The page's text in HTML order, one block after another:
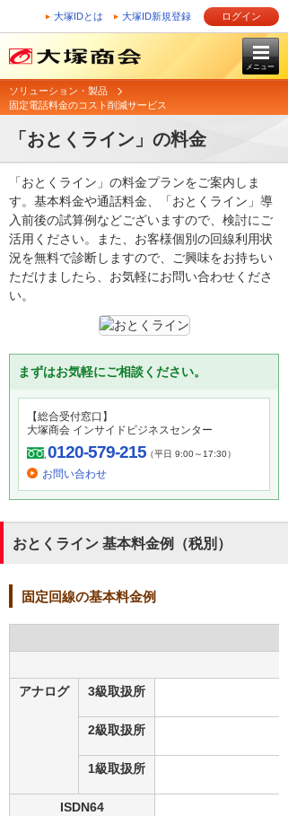
大塚IDとは 大塚ID新規登録 ログイン
メニュー
ソリューション・製品
固定電話料金のコスト削減サービス
「おとくライン」の料金
「おとくライン」の料金プランをご案内しま
す。基本料金や通話料金、「おとくライン」導
入前後の試算例などございますので、検討にご
活用ください。また、お客様個別の回線利用状
況を無料で診断しますので、ご興味をお持ちい
ただけましたら、お気軽にお問い合わせくださ
い。
まずはお気軽にご相談ください。
【総合受付窓口】
大塚商会 インサイドビジネスセンター
0120-579-215（平日 9:00～17:30）
お問い合わせ
おとくライン 基本料金例（税別）
固定回線の基本料金例
アナログ 3級取扱所
2級取扱所
1級取扱所
ISDN64